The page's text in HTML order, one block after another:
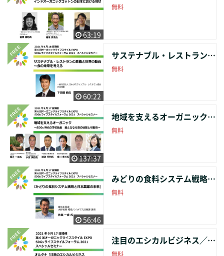
63:19
無料
60:22
サステナブル・レストランの意義と世界の動向 ～食の未来を考える
無料
137:37
地域を支えるオーガニック 〜SDGs時代の学校給食 鍵となる行政の役割と可能性〜
無料
56:46
みどりの食料システム戦略と日本農業の未来
無料
注目のエシカルビジネス／サステナブル★ セレクション第2部
無料